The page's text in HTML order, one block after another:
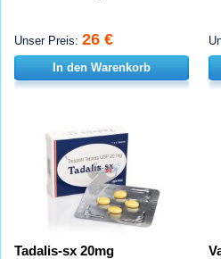
Unser Preis: 26 €
In den Warenkorb
Tadalis-sx 20mg